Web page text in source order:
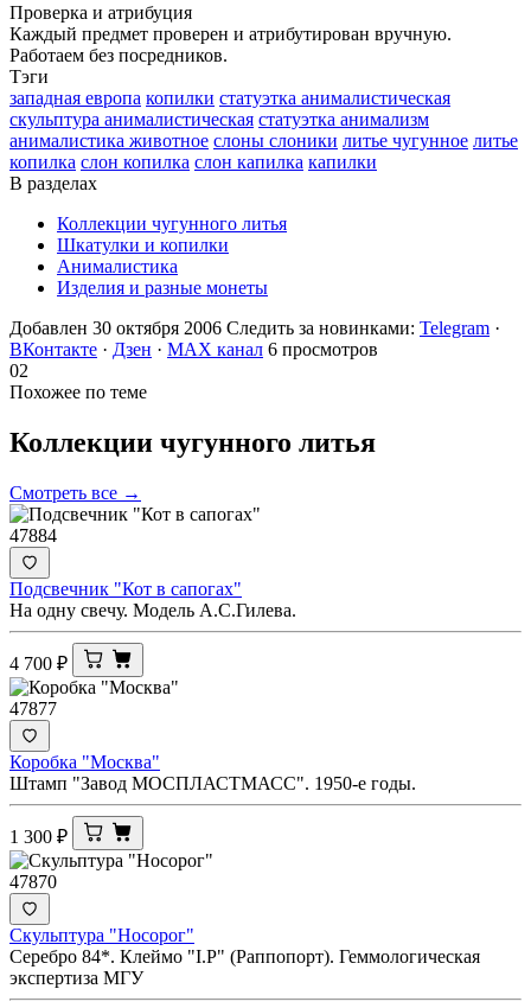
Проверка и атрибуция
Каждый предмет проверен и атрибутирован вручную.
Работаем без посредников.
Тэги
западная европа копилки статуэтка анималистическая
скульптура анималистическая статуэтка анимализм
анималистика животное слоны слоники литье чугунное литье
копилка слон копилка слон капилка капилки
В разделах
Коллекции чугунного литья
Шкатулки и копилки
Анималистика
Изделия и разные монеты
Добавлен 30 октября 2006 Следить за новинками: Telegram ·
ВКонтакте · Дзен · MAX канал 6 просмотров
02
Похожее по теме
Коллекции чугунного литья
Смотреть все →
47884
Подсвечник "Кот в сапогах"
На одну свечу. Модель А.С.Гилева.
4 700 ₽
47877
Коробка "Москва"
Штамп "Завод МОСПЛАСТМАСС". 1950-е годы.
1 300 ₽
47870
Скульптура "Носорог"
Серебро 84*. Клеймо "I.Р" (Раппопорт). Геммологическая
экспертиза МГУ